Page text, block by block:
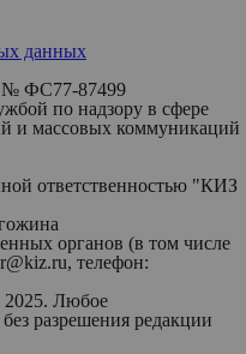
данных
№ ФС77-87499
по надзору в сфере
и массовых коммуникаций
ответственностью "КИЗ
органов (в том числе
телефон:
Любое
разрешения редакции